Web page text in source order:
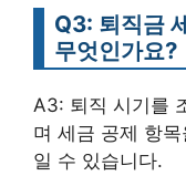
Q3: 퇴직금
무엇인가요?
A3: 퇴직 시기를
며 세금 공제 항
일 수 있습니다.